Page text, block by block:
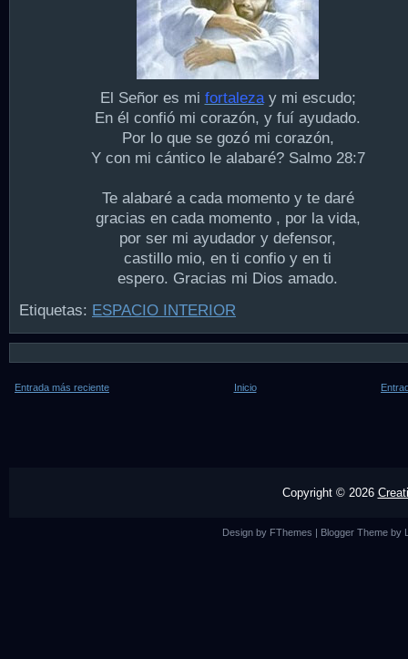
El Señor es mi fortalezay mi escudo;
En él confió mi corazón, y fuí ayudado.
Por lo que se gozó mi corazón,
Y con mi cántico le alabaré? Salmo 28:7
Te alabaré a cada momento y te daré
gracias en cada momento , por la vida,
por ser mi ayudador y defensor,
castillo mio, en ti confio y en ti
espero. Gracias mi Dios amado.
Etiquetas: ESPACIO INTERIOR
Entrada más reciente Inicio
Copyright © 2026
Design by FThemes | Blogger Theme by